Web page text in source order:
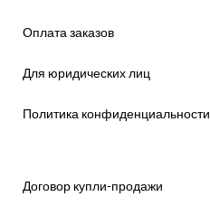
Оплата заказов
Для юридических лиц
Политика конфиденциальности
Договор купли-продажи